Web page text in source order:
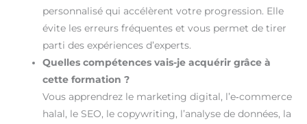
personnalisé qui accélèrent votre progression. Elle
évite les erreurs fréquentes et vous permet de tirer
parti des expériences d’experts.
Quelles compétences vais-je acquérir grâce à
cette formation ?
Vous apprendrez le marketing digital, l’e‑commerce
halal, le SEO, le copywriting, l’analyse de données, la